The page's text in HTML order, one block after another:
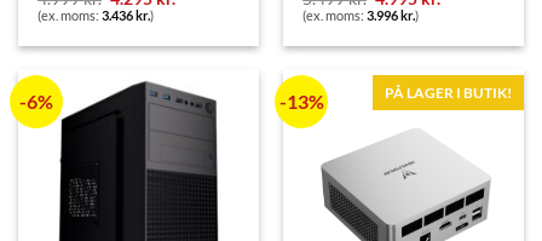
oprindelige
var:
er:
(ex. moms:3.436kr.)
oprindelige
var:
er:
(ex. moms:3.996kr.)
-6% -13% PÅ LAGER I BUTIK!